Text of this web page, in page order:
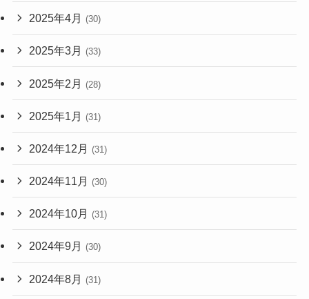
2025年4月 (30)
2025年3月 (33)
2025年2月 (28)
2025年1月 (31)
2024年12月 (31)
2024年11月 (30)
2024年10月 (31)
2024年9月 (30)
2024年8月 (31)